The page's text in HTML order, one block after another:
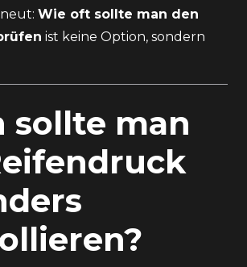
Wie oft sollte man den
ist keine Option, sondern
sollte man